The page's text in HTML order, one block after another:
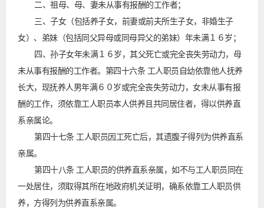
二、祖母、母、妻未从事有报酬的工作者；
三、子女（包括养子女，前妻或前夫所生子女，非婚生子
女）、弟妹（包括同父异母或同母异父的弟妹）年未满１６岁；
四、孙子女年未满１６岁，其父死亡或完全丧失劳动力，母
未从事有报酬的工作者。第四十六条 工人职员自幼依靠他人抚养
长大，现抚养人男年满６０岁或完全丧失劳动力，女未从事有报
酬的工作，须依靠工人职员本人供养且共同居住者，得以供养直
系亲属论。
第四十七条 工人职员因工死亡后，其遗腹子得列为供养直系
亲属。
第四十八条 工人职员的供养直系亲属，如不与工人职员同在
一处居住，须取得其所在地政府机关证明，确系依靠工人职员供
养，方得列为供养直系亲属。